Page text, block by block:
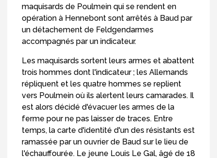
maquisards de Poulmein qui se rendent en
opération à Hennebont sont arrêtés à Baud par
un détachement de Feldgendarmes
accompagnés par un indicateur.
Les maquisards sortent leurs armes et abattent
trois hommes dont l'indicateur ; les Allemands
répliquent et les quatre hommes se replient
vers Poulmein où ils alertent leurs camarades. Il
est alors décidé d'évacuer les armes de la
ferme pour ne pas laisser de traces. Entre
temps, la carte d'identité d'un des résistants est
ramassée par un ouvrier de Baud sur le lieu de
l'échauffourée. Le jeune Louis Le Gal, âgé de 18